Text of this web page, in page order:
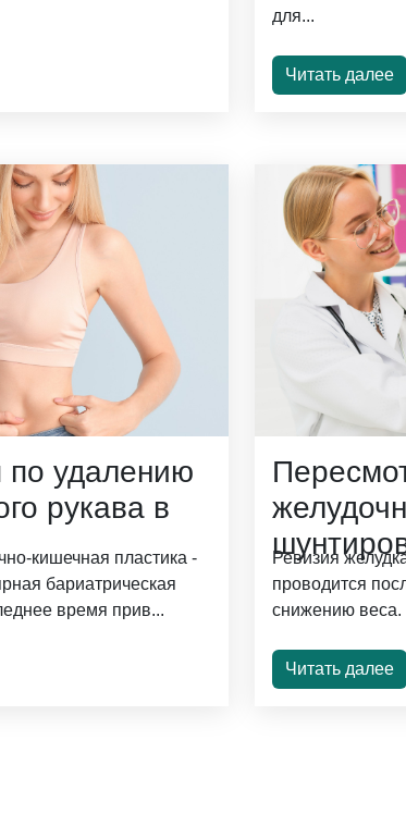
для...
Читать далее
удалению
рукава в
кишечная пластика -
бариатрическая
время прив...
Ревизия
проводится
снижению
Читать далее